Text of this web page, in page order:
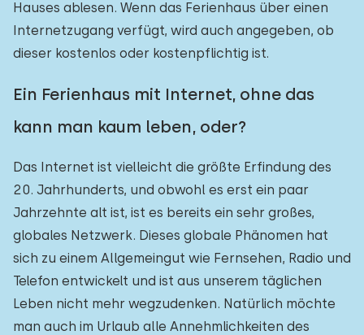
Hauses ablesen. Wenn das Ferienhaus über einen
Internetzugang verfügt, wird auch angegeben, ob
dieser kostenlos oder kostenpflichtig ist.
Ein Ferienhaus mit Internet, ohne das
kann man kaum leben, oder?
Das Internet ist vielleicht die größte Erfindung des
20. Jahrhunderts, und obwohl es erst ein paar
Jahrzehnte alt ist, ist es bereits ein sehr großes,
globales Netzwerk. Dieses globale Phänomen hat
sich zu einem Allgemeingut wie Fernsehen, Radio und
Telefon entwickelt und ist aus unserem täglichen
Leben nicht mehr wegzudenken. Natürlich möchte
man auch im Urlaub alle Annehmlichkeiten des